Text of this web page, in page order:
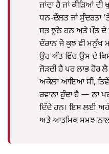
ਜਾਂਦਾ ਹੈ ਜਾਂ ਕੀੜਿਆਂ ਦੀ
ਧਨ-ਦੌਲਤ ਜਾਂ ਸੁੰਦਰਤਾ
ਸਭ ਝੂਠੇ ਹਨ ਅਤੇ ਮੌਤ ਦੇ
ਦੌਰਾਨ ਜੋ ਕੁਝ ਵੀ
ਉਹ ਅੰਤ ਵਿੱਚ ਉਸ ਦੇ
ਜੋੜਦੀ ਹੈ ਪਰ ਲਾਭ ਹੋਰ
ਅਕੇਲਾ ਆਇਆ ਸੀ, ਤਿਵੇਂ
ਰਵਾਨਾ ਹੁੰਦਾ ਹੈ — ਨਾ
ਦਿੰਦੇ ਹਨ। ਇਸ ਲਈ
ਅਤੇ ਆਤਮਿਕ ਸਮਝ ਨਾਲ